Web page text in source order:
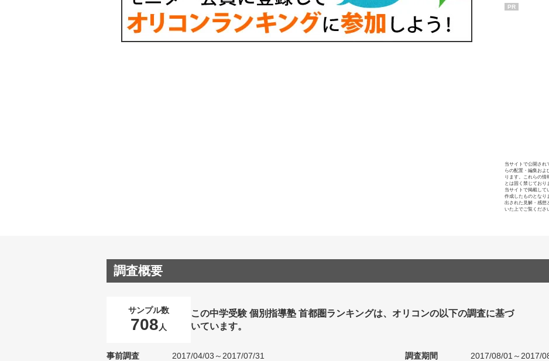
PR
当サイトで公開され
らの配置・編集およ
ります。これらの情
とは固く禁じており
当サイトで掲載して
作成したものとなり
出された見解・感想
いた上でご覧くださ
調査概要
サンプル数
708 人
この中学受験 個別指導塾 首都圏ランキングは、オリコンの以下の調査に基づ
いています。
事前調査
2017/04/03～2017/07/31
調査期間
2017/08/01～2017/